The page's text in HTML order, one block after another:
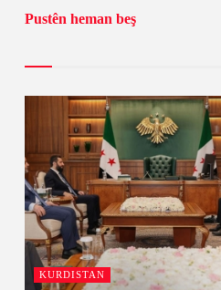
Pustên heman beş
KURDISTAN